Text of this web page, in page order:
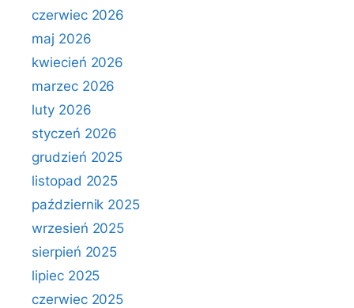
czerwiec 2026
maj 2026
kwiecień 2026
marzec 2026
luty 2026
styczeń 2026
grudzień 2025
listopad 2025
październik 2025
wrzesień 2025
sierpień 2025
lipiec 2025
czerwiec 2025